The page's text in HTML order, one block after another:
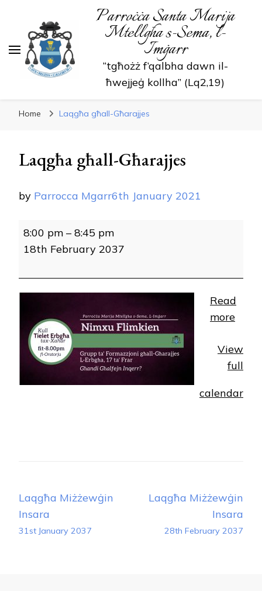
Parroċċa Santa Marija
Mtellgħa s-Sema, l-
Imġarr
“tgħożż f’qalbha dawn il-
ħwejjeġ kollha” (Lq2,19)
Home Laqgħa għall-Għarajjes
Laqgħa għall-Għarajjes
by Parrocca Mgarr6th January 2021
Laqgħa
għall-
8:00 pm – 8:45 pm
18th February 2037
Read
more
View
full
calendar
Post
Navigation
Laqgħa Miżżewġin
Insara
31st January 2037
Laqgħa Miżżewġin
Insara
28th February 2037